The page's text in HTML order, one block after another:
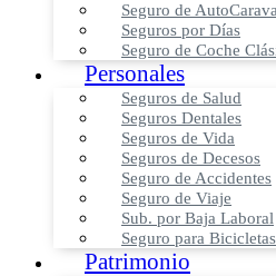
Seguro de
Seguros por Días
Seguro de Coche
Personales
Seguros de Salud
Seguros Dentales
Seguros de Vida
Seguros de Decesos
Seguro de Accidentes
Seguro de Viaje
Sub. por Baja Laboral
Seguro para Bicicletas
Patrimonio